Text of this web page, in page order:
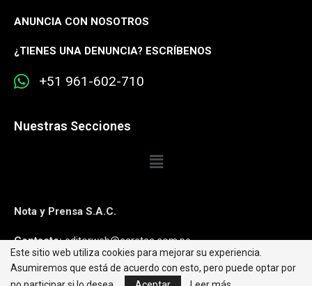
ANUNCIA CON NOSOTROS
¿TIENES UNA DENUNCIA? ESCRÍBENOS
+51 961-602-710
Nuestras Secciones
Nota y Prensa S.A.C.
Contacto:editorweb@caretas.com.pe
Síguenos:
Este sitio web utiliza cookies para mejorar su experiencia.
Asumiremos que está de acuerdo con esto, pero puede optar por